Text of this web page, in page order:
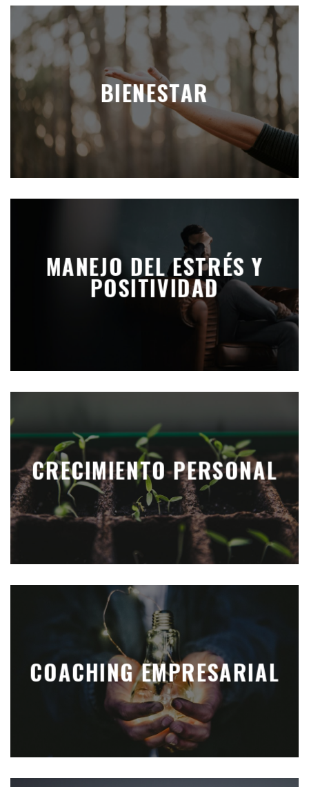
BIENESTAR
MANEJO DEL ESTRÉS Y
POSITIVIDAD
CRECIMIENTO PERSONAL
COACHING EMPRESARIAL